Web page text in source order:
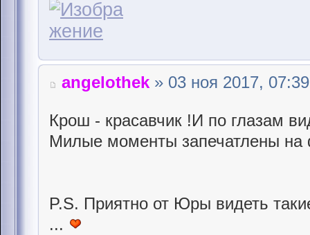
angelothek» 03 ноя 2017, 07:39
Крош - красавчик !И по глазам
Милые моменты запечатлены на
P.S. Приятно от Юры видеть
...